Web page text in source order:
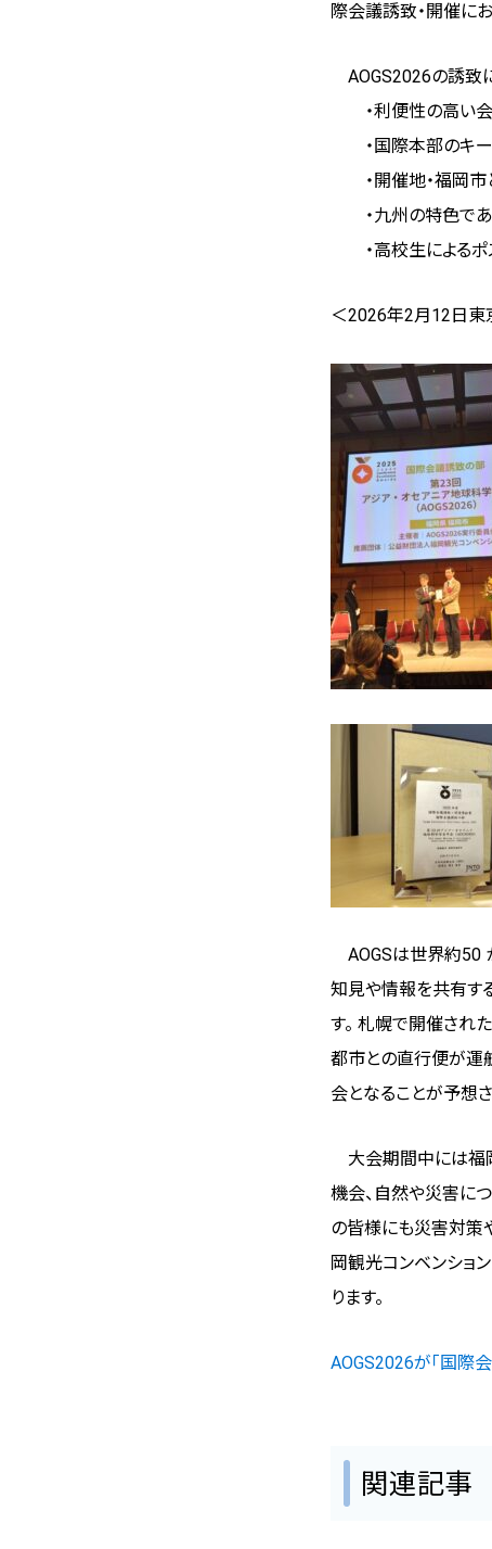
際会議誘致・開催に
AOGS2026の誘致
・利便性の高い
・国際本部のキー
・開催地・福岡市
・九州の特色であ
・高校生によるポ
＜2026年2月12日東
AOGSは世界約50
知見や情報を共有す
す。 札幌で開催され
都市との直行便が運
会となることが予想
大会期間中には福
機会、自然や災害に
の皆様にも災害対策
岡観光コンベンショ
ります。
AOGS2026が「国際
関連記事